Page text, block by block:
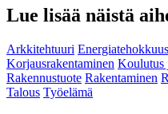
Lue lisää näistä
Arkkitehtuuri Energiatehokkuus
Korjausrakentaminen Koulutus
Rakennustuote Rakentaminen
Talous Työelämä